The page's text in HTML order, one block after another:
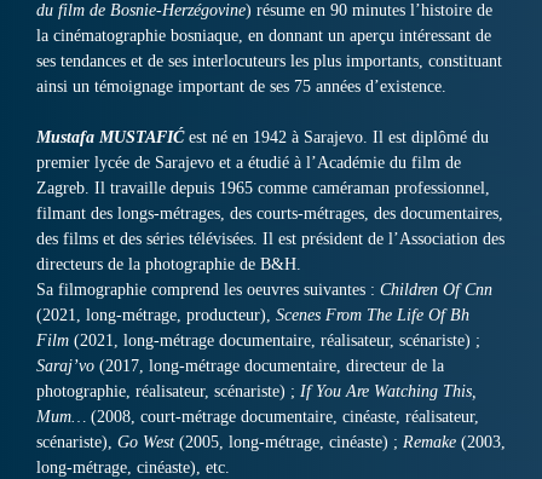
du film de Bosnie-Herzégovine) résume en 90 minutes l’histoire de
la cinématographie bosniaque, en donnant un aperçu intéressant de
ses tendances et de ses interlocuteurs les plus importants, constituant
ainsi un témoignage important de ses 75 années d’existence.
Mustafa MUSTAFIĆest né en 1942 à Sarajevo. Il est diplômé du
premier lycée de Sarajevo et a étudié à l’Académie du film de
Zagreb. Il travaille depuis 1965 comme caméraman professionnel,
filmant des longs-métrages, des courts-métrages, des documentaires,
des films et des séries télévisées. Il est président de l’Association des
directeurs de la photographie de B&H.
Sa filmographie comprend les oeuvres suivantes : Children Of Cnn
(2021, long-métrage, producteur), Scenes From The Life Of Bh
Film (2021, long-métrage documentaire, réalisateur, scénariste) ;
Saraj’vo (2017, long-métrage documentaire, directeur de la
photographie, réalisateur, scénariste) ; If You Are Watching This,
Mum… (2008, court-métrage documentaire, cinéaste, réalisateur,
scénariste), Go West (2005, long-métrage, cinéaste) ; Remake (2003,
long-métrage, cinéaste), etc.